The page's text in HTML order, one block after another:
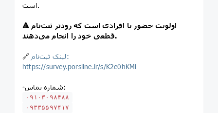
است.
🔺 اولویت حضور با افرادی است که زودتر ثبت‌نام
قطعی خود را انجام می‌دهند.
🔗
لینک ثبت‌نام:
https://survey.porsline.ir/s/K2e0hKMi
▫️شماره تماس:
۰۹۱۰۳۰۹۸۴۸۸
۰۹۳۳۵۵۹۷۴۱۷